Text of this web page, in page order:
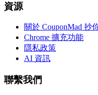
資源
關於 CouponMad 抄
Chrome 擴充功能
隱私政策
AI 資訊
聯繫我們